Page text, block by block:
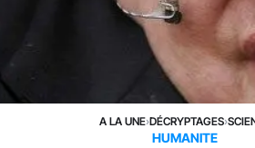
A LA UNE›DÉCRYPTAGES›
HUMANITE